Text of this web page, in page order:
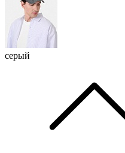
серый